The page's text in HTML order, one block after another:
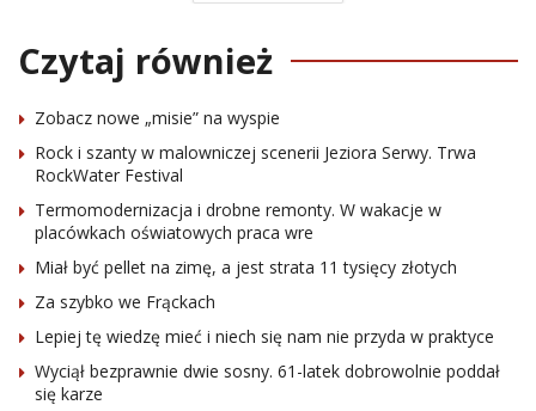
Czytaj również
Zobacz nowe „misie” na wyspie
Rock i szanty w malowniczej scenerii Jeziora Serwy. Trwa
RockWater Festival
Termomodernizacja i drobne remonty. W wakacje w
placówkach oświatowych praca wre
Miał być pellet na zimę, a jest strata 11 tysięcy złotych
Za szybko we Frąckach
Lepiej tę wiedzę mieć i niech się nam nie przyda w praktyce
Wyciął bezprawnie dwie sosny. 61-latek dobrowolnie poddał
się karze